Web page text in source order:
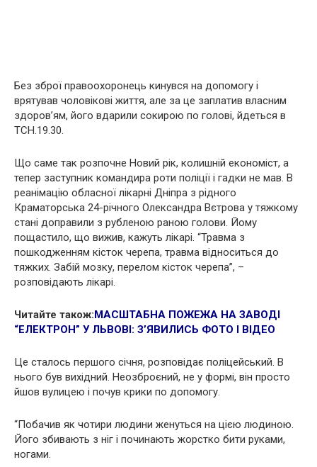
Без зброї правоохоронець кинувся на допомогу і
врятував чоловікові життя, але за це заплатив власним
здоров’ям, його вдарили сокирою по голові, йдеться в
ТСН.19.30.
Що саме так розпочне Новий рік, колишній економіст, а
тепер заступник командира роти поліції і гадки не мав. В
реанімацію обласної лікарні Дніпра з рідного
Краматорська 24-річного Олександра Вєтрова у тяжкому
стані доправили з рубленою раною голови. Йому
пощастило, що вижив, кажуть лікарі. “Травма з
пошкодженням кісток черепа, травма відноситься до
тяжких. Забій мозку, перелом кісток черепа”, –
розповідають лікарі.
Читайте також:МАСШТАБНА ПОЖЕЖА НА ЗАВОДІ
“ЕЛЕКТРОН” У ЛЬВОВІ: З’ЯВИЛИСЬ ФОТО І ВІДЕО
Це сталось першого січня, розповідає поліцейський. В
нього був вихідний. Неозброєний, не у формі, він просто
йшов вулицею і почув крики по допомогу.
“Побачив як чотири людини женуться на цією людиною.
Його збивають з ніг і починають жорстко бити руками,
ногами.